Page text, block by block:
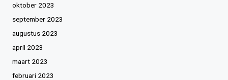
oktober 2023
september 2023
augustus 2023
april 2023
maart 2023
februari 2023